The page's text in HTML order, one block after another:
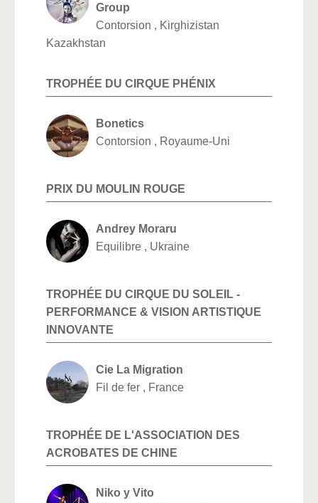
Group
Contorsion , Kirghizistan
Kazakhstan
TROPHÉE DU CIRQUE PHÉNIX
Bonetics
Contorsion , Royaume-Uni
PRIX DU MOULIN ROUGE
Andrey Moraru
Equilibre , Ukraine
TROPHÉE DU CIRQUE DU SOLEIL -
PERFORMANCE & VISION ARTISTIQUE
INNOVANTE
Cie La Migration
Fil de fer , France
TROPHÉE DE L'ASSOCIATION DES
ACROBATES DE CHINE
Niko y Vito